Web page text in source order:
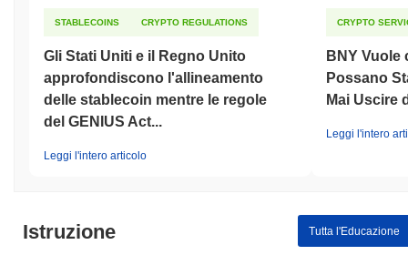
STABLECOINS CRYPTO REGULATIONS
Gli Stati Uniti e il Regno Unito
approfondiscono l'allineamento
delle stablecoin mentre le regole
del GENIUS Act...
Leggi l'intero articolo
CRYPTO
BNY Vuole
Possano
Mai Uscire
Leggi l'intero
Istruzione Tutta l'Educazione